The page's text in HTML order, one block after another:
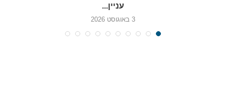
עניין...
3 באוגוסט 2026